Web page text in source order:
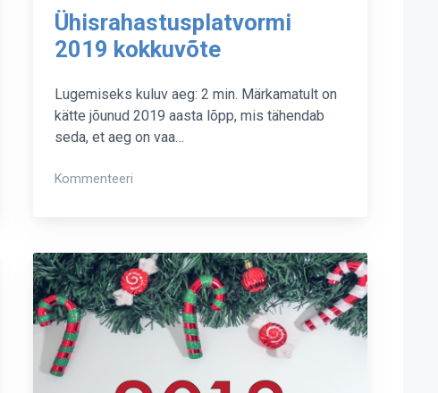
Ühisrahastusplatvormi
2019 kokkuvõte
Lugemiseks kuluv aeg: 2 min. Märkamatult on
kätte jõunud 2019 aasta lõpp, mis tähendab
seda, et aeg on vaa…
Kommenteeri